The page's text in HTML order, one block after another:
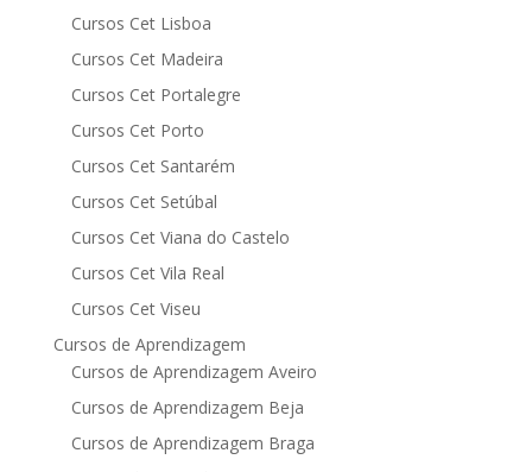
Cursos Cet Lisboa
Cursos Cet Madeira
Cursos Cet Portalegre
Cursos Cet Porto
Cursos Cet Santarém
Cursos Cet Setúbal
Cursos Cet Viana do Castelo
Cursos Cet Vila Real
Cursos Cet Viseu
Cursos de Aprendizagem
Cursos de Aprendizagem Aveiro
Cursos de Aprendizagem Beja
Cursos de Aprendizagem Braga